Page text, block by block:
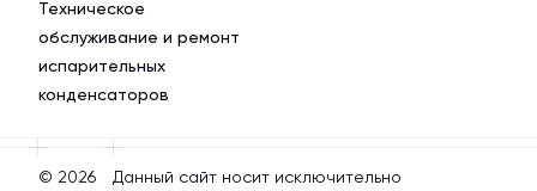
Техническое
обслуживание и ремонт
испарительных
конденсаторов
© 2026 Данный сайт носит исключительно